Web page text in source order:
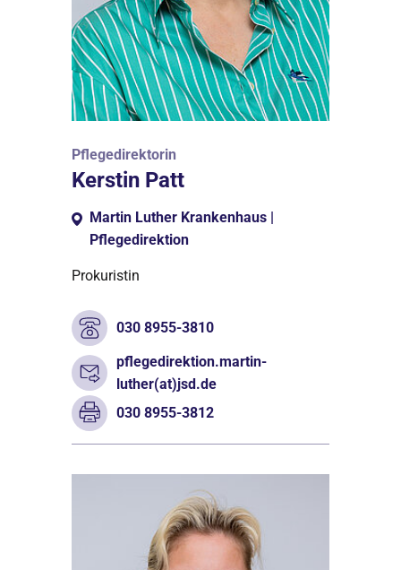
Pflegedirektorin
Kerstin Patt
Martin Luther Krankenhaus |
Pflegedirektion
Prokuristin
030 8955-3810
pflegedirektion.martin-
luther(at)jsd.de
030 8955-3812